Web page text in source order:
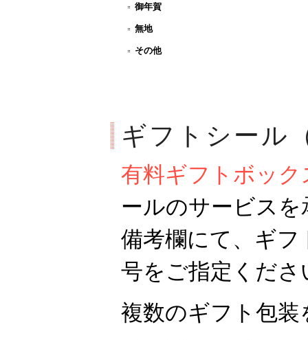
御年賀
無地
その他
ギフトシー
有料ギフトボッ
ールのサービス
備考欄にて、ギ
号をご指定くださ
複数のギフト包